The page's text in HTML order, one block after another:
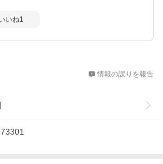
いね1
情報の誤りを報告